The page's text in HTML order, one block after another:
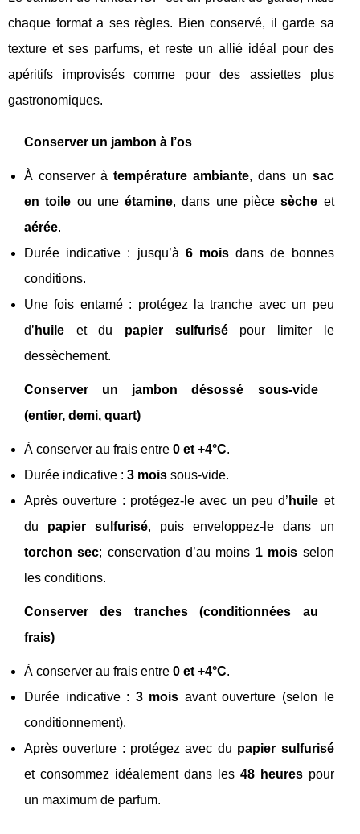
chaque format a ses règles. Bien conservé, il garde sa
texture et ses parfums, et reste un allié idéal pour des
apéritifs improvisés comme pour des assiettes plus
gastronomiques.
Conserver un jambon à l’os
À conserver àtempérature ambiante, dans un sac
en toile ou uneétamine, dans une piècesèche et
aérée.
Durée indicative : jusqu’à 6 mois dans de bonnes
conditions.
Une fois entamé : protégez la tranche avec un peu
d’ huile et du papier sulfurisépour limiter le
dessèchement.
Conserver un jambon désossé sous-vide
(entier, demi, quart)
À conserver au frais entre 0 et +4°C.
Durée indicative : 3 mois sous-vide.
Après ouverture : protégez-le avec un peu d’ huile et
du papier sulfurisé, puis enveloppez-le dans un
torchon sec; conservation d’au moins 1 mois selon
les conditions.
Conserver des tranches (conditionnées au
frais)
À conserver au frais entre 0 et +4°C.
Durée indicative : 3 mois avant ouverture (selon le
conditionnement).
Après ouverture : protégez avec du papier sulfurisé
et consommez idéalement dans les 48 heurespour
un maximum de parfum.